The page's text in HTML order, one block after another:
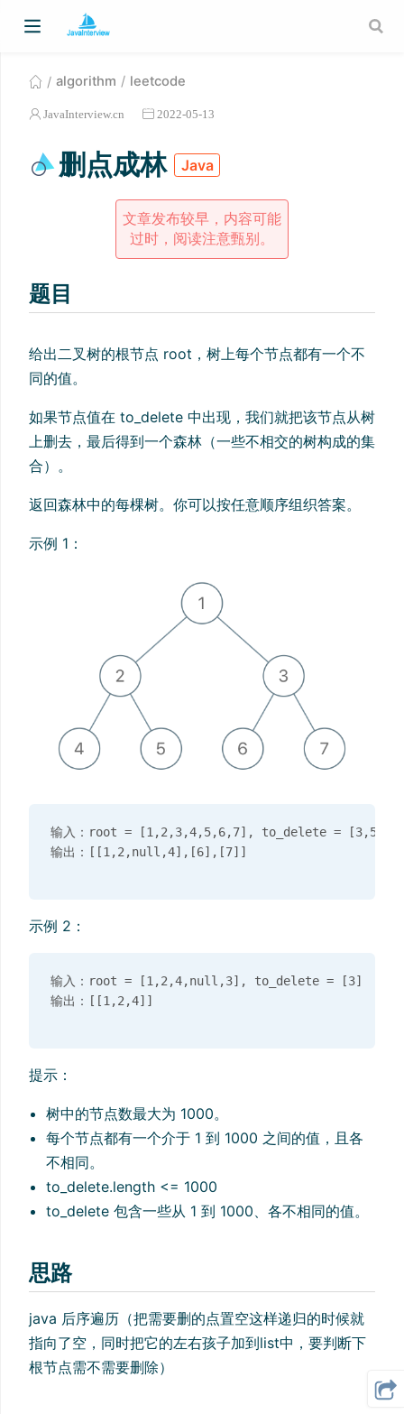
algorithm leetcode
JavaInterview.cn 2022-05-13
删点成林 Java
文章发布较早，内容可能
过时，阅读注意甄别。
题目
给出二叉树的根节点 root，树上每个节点都有一个不
同的值。
如果节点值在 to_delete 中出现，我们就把该节点从树
上删去，最后得到一个森林（一些不相交的树构成的集
合）。
返回森林中的每棵树。你可以按任意顺序组织答案。
示例 1：
输入：root = [1,2,3,4,5,6,7], to_delete = [3,5]
示例 2：
输入：root = [1,2,4,null,3], to_delete = [3]
提示：
树中的节点数最大为 1000。
每个节点都有一个介于 1 到 1000 之间的值，且各
不相同。
to_delete.length <= 1000
to_delete 包含一些从 1 到 1000、各不相同的值。
思路
java 后序遍历（把需要删的点置空这样递归的时候就
指向了空，同时把它的左右孩子加到list中，要判断下
根节点需不需要删除）